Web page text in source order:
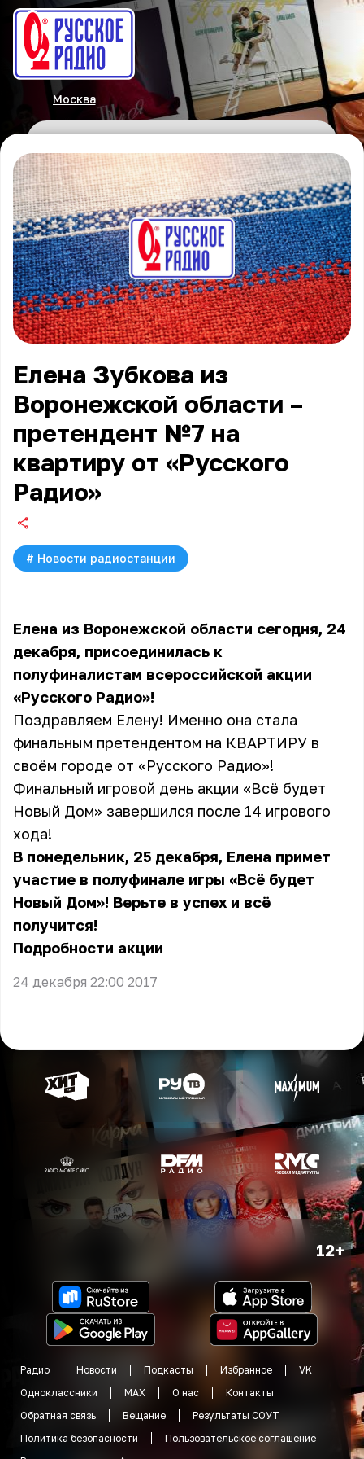
Москва
Елена Зубкова из
Воронежской области –
претендент №7 на
квартиру от «Русского
Радио»
# Новости радиостанции
Елена из Воронежской области сегодня, 24
декабря, присоединилась к
полуфиналистам всероссийской акции
«Русского Радио»!
Поздравляем Елену! Именно она стала
финальным претендентом на КВАРТИРУ в
своём городе от «Русского Радио»!
Финальный игровой день акции «Всё будет
Новый Дом» завершился после 14 игрового
хода!
В понедельник, 25 декабря, Елена примет
участие в полуфинале игры «Всё будет
Новый Дом»! Верьте в успех и всё
получится!
Подробности акции
24 декабря 22:00 2017
12+
Радио Новости Подкасты Избранное
VK
Одноклассники
MAX О нас
Контакты
Обратная связь
Вещание
Результаты СОУТ
Политика безопасности
Пользовательское соглашение